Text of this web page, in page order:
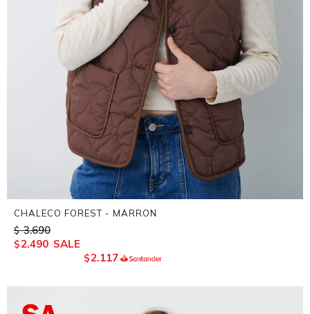
CHALECO FOREST - MARRON
$ 3.690
$2.490
$2.117